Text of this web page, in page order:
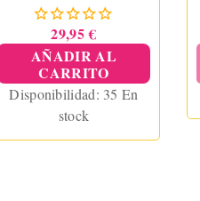
Corazones Rojo
29,95 €
AÑADIR AL
CARRITO
Disponibilidad: 35 En
stock